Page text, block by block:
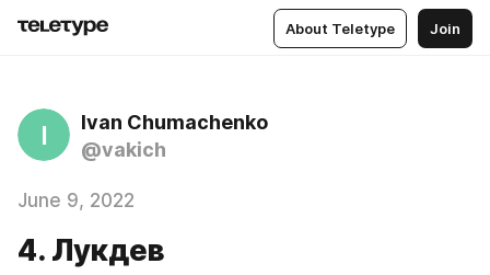
About Teletype Join
I
Ivan Chumachenko
@vakich
June 9, 2022
4. Лукдев